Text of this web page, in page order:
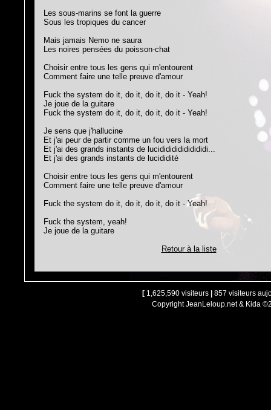
Les sous-marins se font la guerre
Sous les tropiques du cancer
Mais jamais Nemo ne saura
Les noires pensées du poisson-chat
Choisir entre tous les gens qui m'entourent
Comment faire une telle preuve d'amour
Fuck the system do it, do it, do it, do it - Yeah!
Je joue de la guitare
Fuck the system do it, do it, do it, do it - Yeah!
Je sens que j'hallucine
Et j'ai peur de partir comme un fou vers la mort
Et j'ai des grands instants de lucididididididididi...
Et j'ai des grands instants de lucididité
Choisir entre tous les gens qui m'entourent
Comment faire une telle preuve d'amour
Fuck the system do it, do it, do it, do it - Yeah!
Fuck the system, yeah!
Je joue de la guitare
Retour à la liste
[ 1,625,590 visiteurs
857 visiteurs
Copyright JeanLeloup.net & Kida